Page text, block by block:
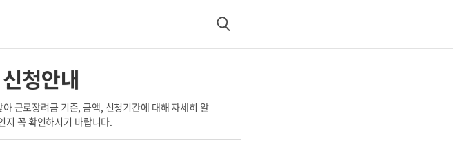
검
청안내
근로장려금 기준, 금액, 신청기간에 대해 자세히 알
지 꼭 확인하시기 바랍니다.